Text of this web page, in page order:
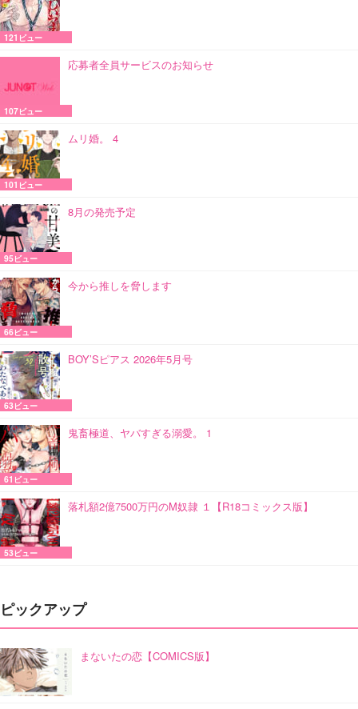
121ビュー
応募者全員サービスのお知らせ
107ビュー
ムリ婚。 4
101ビュー
8月の発売予定
95ビュー
今から推しを脅します
66ビュー
BOY’Sピアス 2026年5月号
63ビュー
鬼畜極道、ヤバすぎる溺愛。 1
61ビュー
落札額2億7500万円のM奴隷 １【R18コミックス版】
53ビュー
ピックアップ
まないたの恋【COMICS版】